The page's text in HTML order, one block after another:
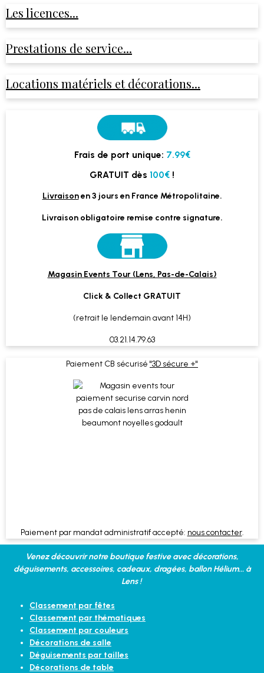
Les licences...
Prestations de service...
Locations matériels et décorations...
Frais de port unique: 7.99€
GRATUIT dès 100€ !
Livraisonen 3 jours en France Métropolitaine.
Livraison obligatoire remise contre signature.
Magasin Events Tour (Lens, Pas-de-Calais)
Click & Collect GRATUIT
(retrait le lendemain avant 14H)
03.21.14.79.63
Paiement CB sécurisé "3D sécure +"
Paiement par mandat administratif accepté: nous contacter.
Venez découvrir notre boutique festive avec décorations,
déguisements, accessoires, cadeaux, dragées, ballon Hélium... à
Lens !
Classement par fêtes
Classement par thématiques
Classement par couleurs
Décorations de salle
Déguisements par tailles
Décorations de table